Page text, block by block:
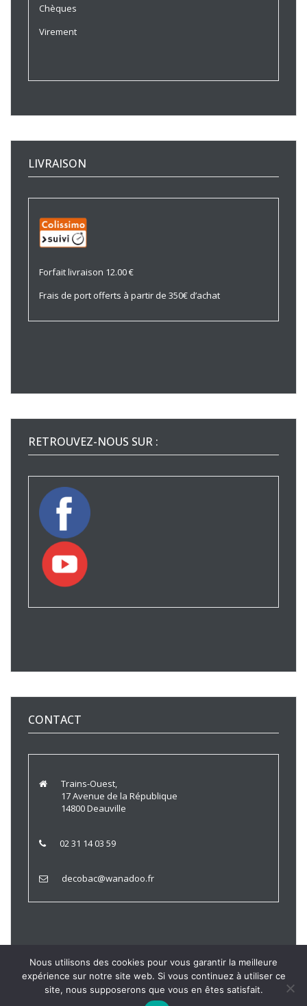
Chèques
Virement
LIVRAISON
Forfait livraison 12.00 €
Frais de port offerts à partir de 350€ d’achat
RETROUVEZ-NOUS SUR :
CONTACT
Trains-Ouest,
17 Avenue de la République
14800 Deauville
02 31 14 03 59
decobac@wanadoo.fr
Trains Ouest © 2021 |Politique de Confidentialité| Mentions
Légales
Nous utilisons des cookies pour vous garantir la meilleure
expérience sur notre site web. Si vous continuez à utiliser ce
site, nous supposerons que vous en êtes satisfait.